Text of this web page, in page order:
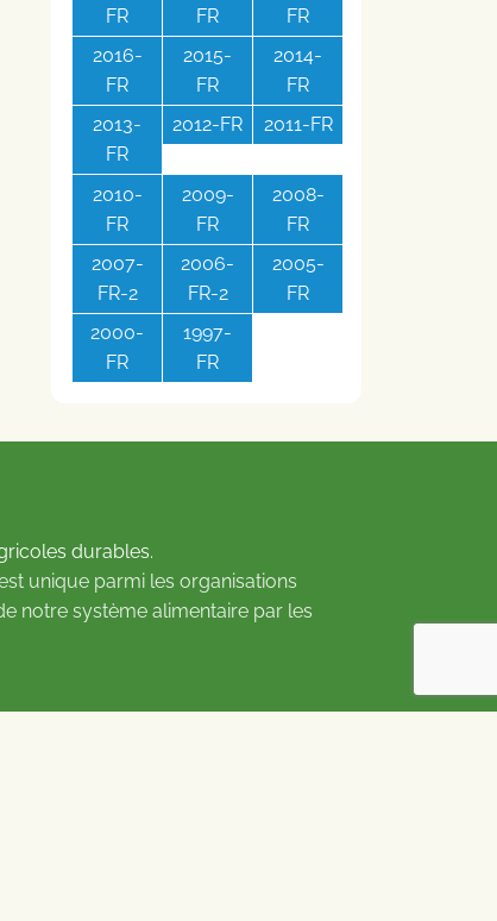
FR
FR
FR
2016-
FR
2015-
FR
2014-
FR
2013-
FR
2012-FR 2011-FR
2010-
FR
2009-
FR
2008-
FR
2007-
FR-2
2006-
FR-2
2005-
FR
2000-
FR
1997-
FR
durables.
unique parmi les organisations
notre système alimentaire par les